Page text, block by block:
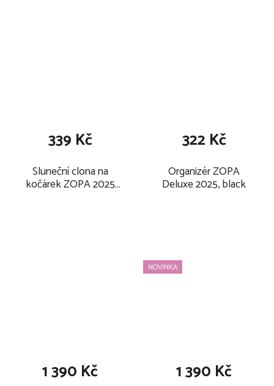
Sluneční clona na
kočárek ZOPA 2025
339 Kč
Organizér ZOPA
Deluxe 2025, black
322 Kč
1 390 Kč
NOVINKA
1 390 Kč